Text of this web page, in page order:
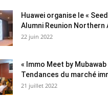
Huawei organise le «
Alumni Reunion Northern
22 juin 2022
« Immo Meet by
Tendances du marché
21 juillet 2022